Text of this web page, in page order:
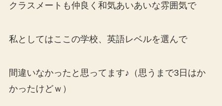
クラスメートも仲良く和気あいあいな雰囲気で
私としてはここの学校、英語レベルを選んで
間違いなかったと思ってます♪（思うまで3日はか
かったけどｗ）